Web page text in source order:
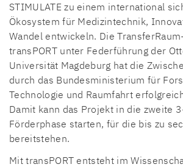
STIMULATE zu einem international
Ökosystem für Medizintechnik,
Wandel entwickeln. Die
transPORT unter Federführung der
Universität Magdeburg hat die
durch das Bundesministerium für
Technologie und Raumfahrt
Damit kann das Projekt in die zweite
Förderphase starten, für die bis zu
bereitstehen.
Mit transPORT entsteht im